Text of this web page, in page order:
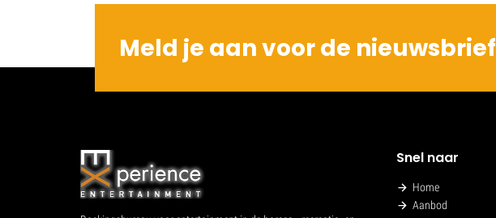
Meld je aan voor de nieuwsbrief
Snel naar
Home
Aanbod